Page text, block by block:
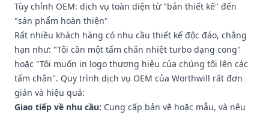
Tùy chỉnh OEM: dịch vụ toàn diện từ "bản thiết kế" đến
"sản phẩm hoàn thiện"
Rất nhiều khách hàng có nhu cầu thiết kế độc đáo, chẳng
hạn như: "Tôi cần một tấm chắn nhiệt turbo dạng cong"
hoặc "Tôi muốn in logo thương hiệu của chúng tôi lên các
tấm chắn". Quy trình dịch vụ OEM của Worthwill rất đơn
giản và hiệu quả:
Giao tiếp về nhu cầu: Cung cấp bản vẽ hoặc mẫu, và nêu